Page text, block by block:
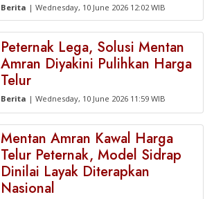
Berita | Wednesday, 10 June 2026 12:02 WIB
Peternak Lega, Solusi Mentan
Amran Diyakini Pulihkan Harga
Telur
Berita | Wednesday, 10 June 2026 11:59 WIB
Mentan Amran Kawal Harga
Telur Peternak, Model Sidrap
Dinilai Layak Diterapkan
Nasional